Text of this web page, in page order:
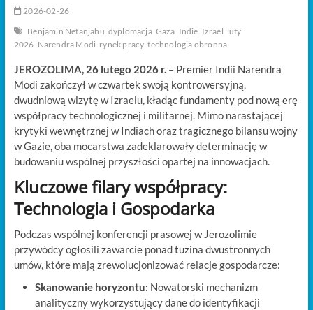
2026-02-26
Benjamin Netanjahu dyplomacja Gaza Indie Izrael luty
2026 Narendra Modi rynek pracy technologia obronna
JEROZOLIMA, 26 lutego 2026 r. – Premier Indii Narendra
Modi zakończył w czwartek swoją kontrowersyjną,
dwudniową wizytę w Izraelu, kładąc fundamenty pod nową erę
współpracy technologicznej i militarnej. Mimo narastającej
krytyki wewnętrznej w Indiach oraz tragicznego bilansu wojny
w Gazie, oba mocarstwa zadeklarowały determinację w
budowaniu wspólnej przyszłości opartej na innowacjach.
Kluczowe filary współpracy:
Technologia i Gospodarka
Podczas wspólnej konferencji prasowej w Jerozolimie
przywódcy ogłosili zawarcie ponad tuzina dwustronnych
umów, które mają zrewolucjonizować relacje gospodarcze:
Skanowanie horyzontu: Nowatorski mechanizm
analityczny wykorzystujący dane do identyfikacji